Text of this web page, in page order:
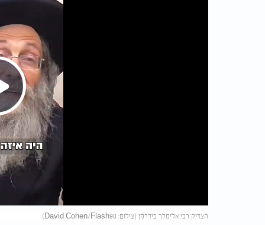
הצדיק רבי אלימלך בידרמן (צילום: David Cohen/Flash90)